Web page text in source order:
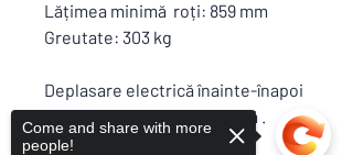
Lățimea minimă roți: 859 mm
Greutate: 303 kg
Deplasare electrică înainte-înapoi
, ridicare manuală platformă .
Come and share with more
people!